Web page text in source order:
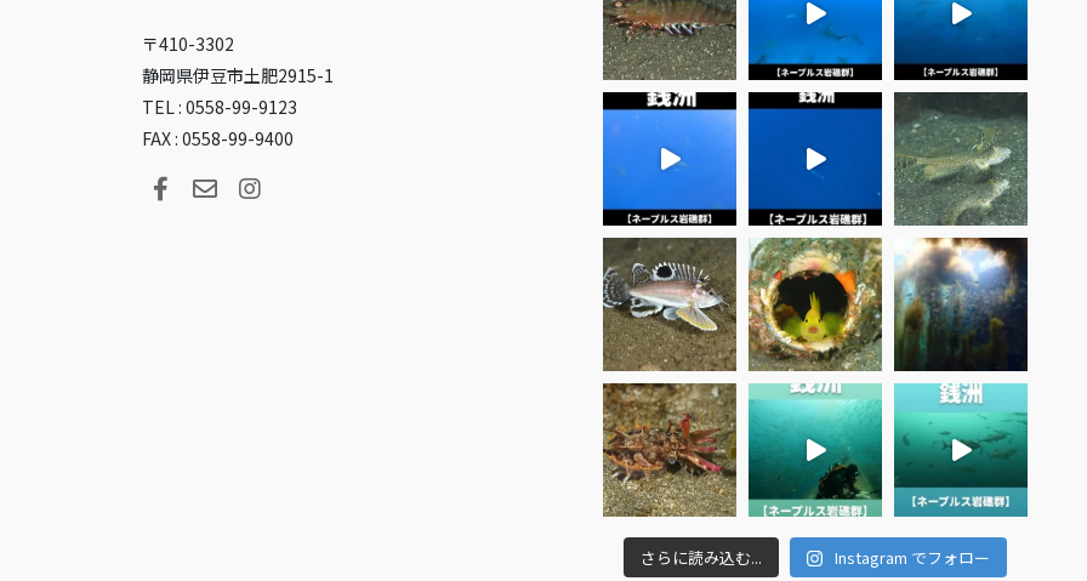
〒410-3302
静岡県伊豆市土肥2915-1
TEL : 0558-99-9123
FAX : 0558-99-9400
さらに読み込む... Instagram でフォロー